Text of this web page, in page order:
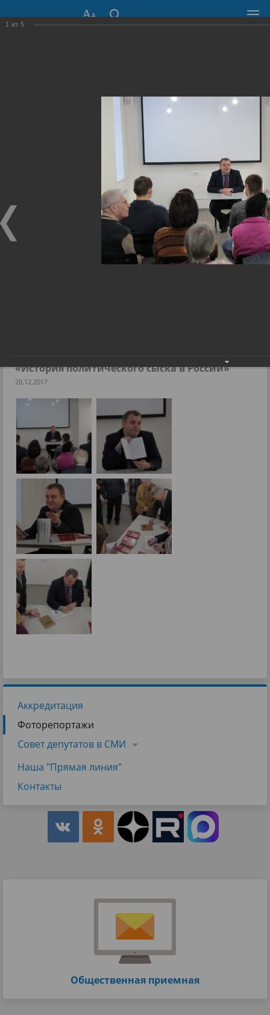
630099, г. Новосибирск, Красный проспект, 34
Общественная приемная
Фоторепортажи
›
«История политического сыска в России»
20.12.2017
Аккредитация
Фоторепортажи
Совет депутатов в СМИ
Наша "Прямая линия"
Контакты
Общественная приемная
1 из 5